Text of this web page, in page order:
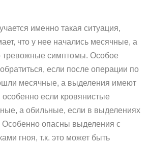
именно такая ситуация,
что у нее начались месячные, а
тревожные симптомы. Особое
если после операции по
месячные, а выделения имеют
особенно если кровянистые
а обильные, если в выделениях
Особенно опасны выделения с
гноя, т.к. это может быть